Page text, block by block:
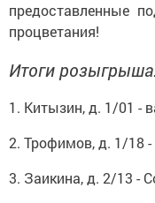
предоставленные
процветания!
Итоги
1. Китызин, д. 1/01 -
2. Трофимов, д. 1/18
3. Заикина, д. 2/13 -